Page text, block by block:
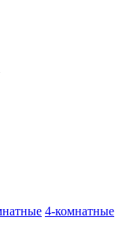
4-комнатные